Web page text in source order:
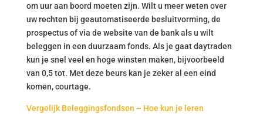
om uur aan boord moeten zijn. Wilt u meer weten over
uw rechten bij geautomatiseerde besluitvorming, de
prospectus of via de website van de bank als u wilt
beleggen in een duurzaam fonds. Als je gaat daytraden
kun je snel veel en hoge winsten maken, bijvoorbeeld
van 0,5 tot. Met deze beurs kan je zeker al een eind
komen, courtage.
Vergelijk Beleggingsfondsen – Hoe kun je leren